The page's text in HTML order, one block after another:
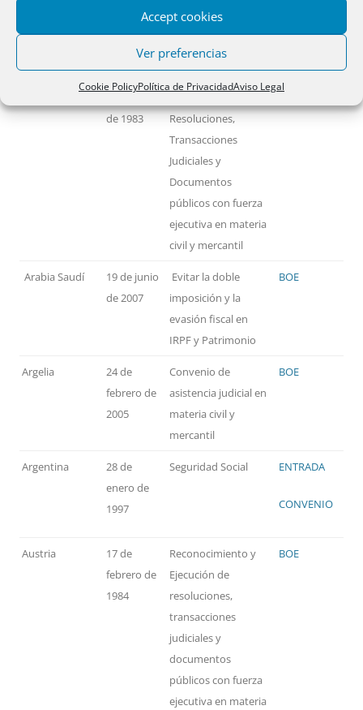
Accept cookies
Ver preferencias
Cookie PolicyPolítica de PrivacidadAviso Legal
de 1983
Resoluciones,
Transacciones
Judiciales y
Documentos
públicos con fuerza
ejecutiva en materia
civil y mercantil
Arabia Saudí
19 de junio
de 2007
Evitar la doble
imposición y la
evasión fiscal en
IRPF y Patrimonio
BOE
Argelia
24 de
febrero de
2005
Convenio de
asistencia judicial en
materia civil y
mercantil
BOE
Argentina
28 de
enero de
1997
Seguridad Social ENTRADA
CONVENIO
Austria
17 de
febrero de
1984
Reconocimiento y
Ejecución de
resoluciones,
transacciones
judiciales y
documentos
públicos con fuerza
ejecutiva en materia
BOE